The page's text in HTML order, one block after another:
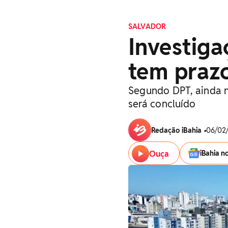
SALVADOR
tem
Segundo DPT,
será concluído
Redação iBahia •06/02/
Ouça iBahia